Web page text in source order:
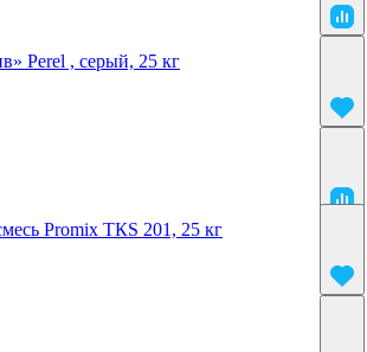
Perel , серый, 25 кг
Promix ТКS 201, 25 кг